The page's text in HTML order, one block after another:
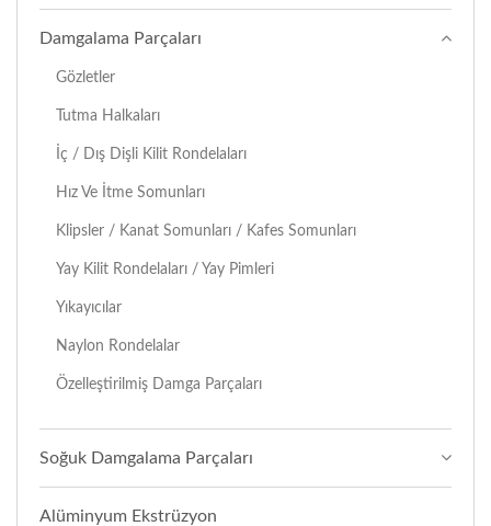
Damgalama Parçaları
Gözletler
Tutma Halkaları
İç / Dış Dişli Kilit Rondelaları
Hız Ve İtme Somunları
Klipsler / Kanat Somunları / Kafes Somunları
Yay Kilit Rondelaları / Yay Pimleri
Yıkayıcılar
Naylon Rondelalar
Özelleştirilmiş Damga Parçaları
Soğuk Damgalama Parçaları
Alüminyum Ekstrüzyon